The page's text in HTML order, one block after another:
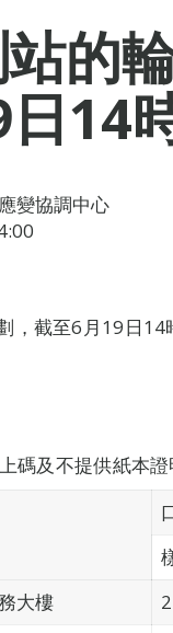
的
14
變協調中心
，截至6月19日
碼及不提供紙本證
大樓 2